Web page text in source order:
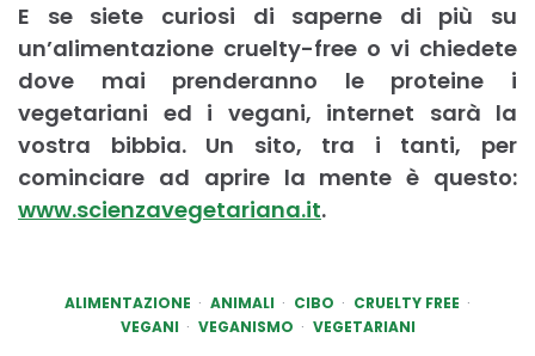
E se siete curiosi di saperne di più su
un’alimentazione cruelty-free o vi chiedete
dove mai prenderanno le proteine i
vegetariani ed i vegani, internet sarà la
vostra bibbia. Un sito, tra i tanti, per
cominciare ad aprire la mente è questo:
www.scienzavegetariana.it.
ALIMENTAZIONE ANIMALI CIBO
CRUELTY FREE
VEGANI
VEGANISMO VEGETARIANI